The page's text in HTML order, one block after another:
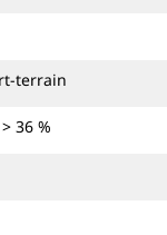
terrain
36 %